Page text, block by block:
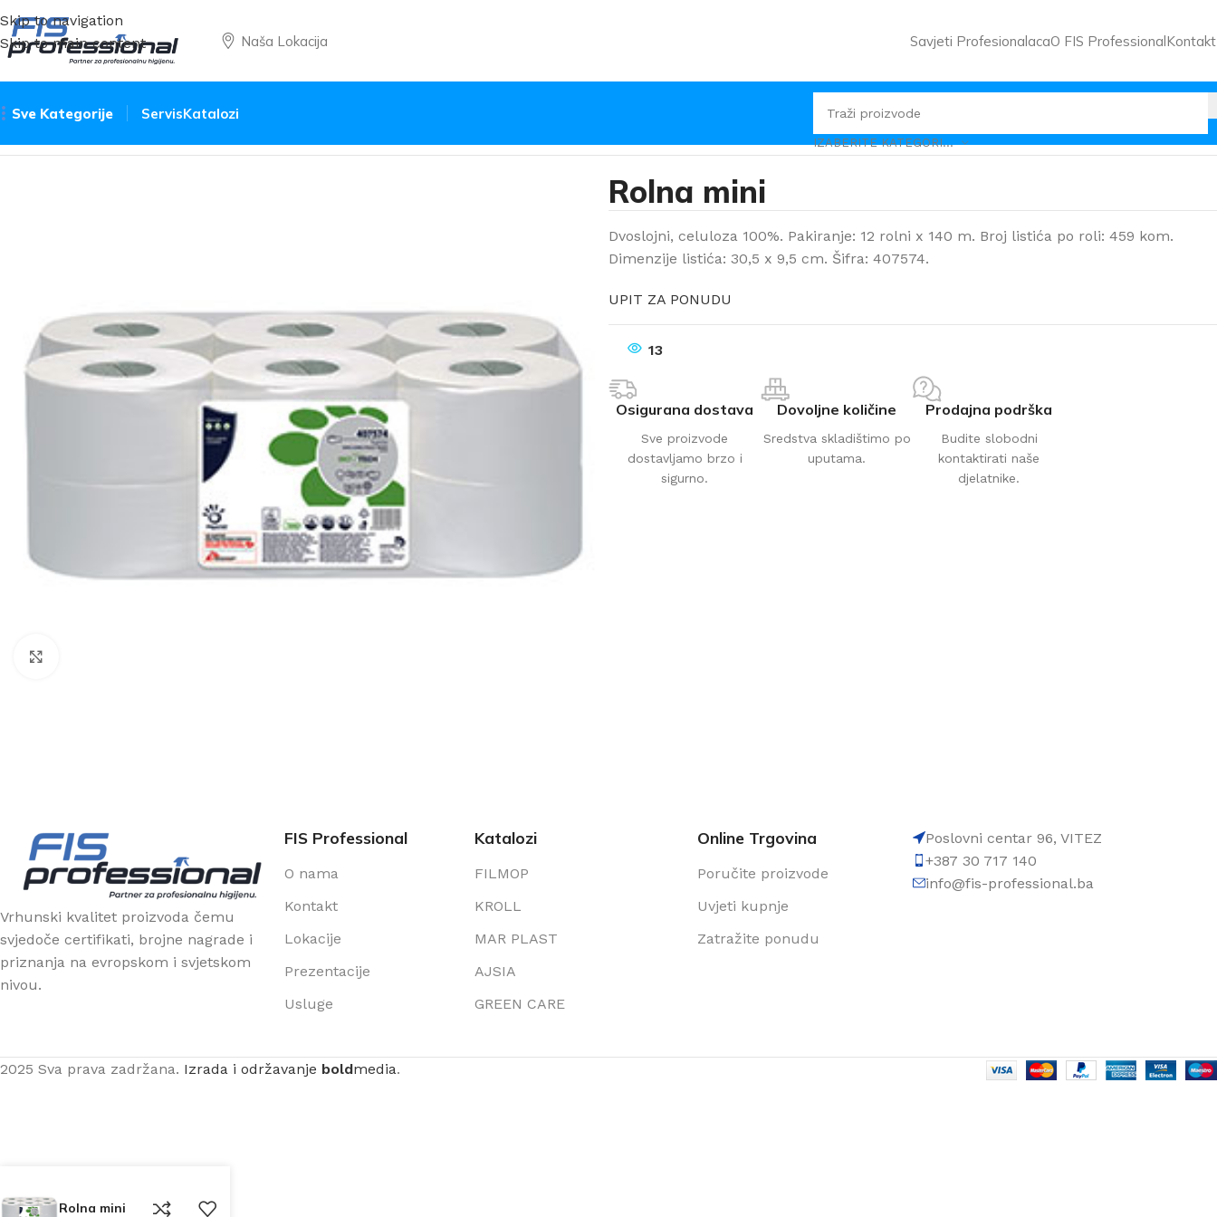
Skip to navigation
Skip to main content
Naša Lokacija Savjeti ProfesionalacaO FIS ProfessionalKontakt
Sve Kategorije ServisKatalozi
IZABERITE KATEGORIJU
Rolna mini
Dvoslojni, celuloza 100%. Pakiranje: 12 rolni x 140 m. Broj listića po roli: 459 kom.
Dimenzije listića: 30,5 x 9,5 cm. Šifra: 407574.
UPIT ZA PONUDU
13
Osigurana dostava
Sve proizvode
dostavljamo brzo i
sigurno.
Dovoljne količine
Sredstva skladištimo po
uputama.
Prodajna podrška
Budite slobodni
kontaktirati naše
djelatnike.
Vrhunski kvalitet proizvoda čemu
svjedoče certifikati, brojne nagrade i
priznanja na evropskom i svjetskom
nivou.
FIS Professional
O nama
Kontakt
Lokacije
Prezentacije
Usluge
Katalozi
FILMOP
KROLL
MAR PLAST
AJSIA
GREEN CARE
Online Trgovina
Poručite proizvode
Uvjeti kupnje
Zatražite ponudu
Poslovni centar 96, VITEZ
+387 30 717 140
info@fis-professional.ba
2025 Sva prava zadržana. Izrada i održavanje boldmedia.
Rolna mini